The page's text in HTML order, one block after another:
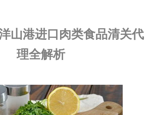
山港进口肉类食品清关代
理全解析